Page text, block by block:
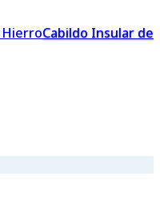
Cabildo Insular de